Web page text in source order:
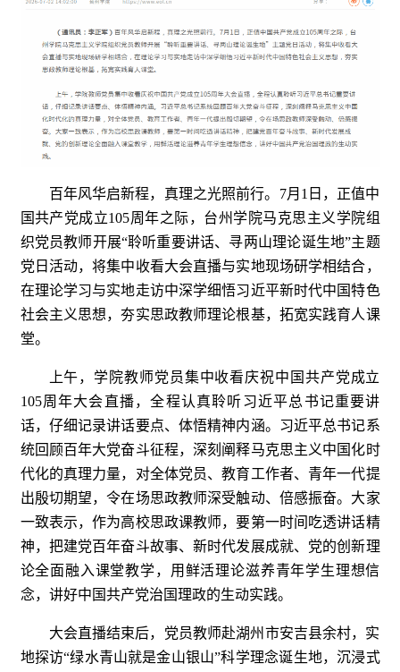
百年风华启新程，真理之光照前行。7月1日，正值中
国共产党成立105周年之际，台州学院马克思主义学院组
织党员教师开展“聆听重要讲话、寻两山理论诞生地”主题
党日活动，将集中收看大会直播与实地现场研学相结合，
在理论学习与实地走访中深学细悟习近平新时代中国特色
社会主义思想，夯实思政教师理论根基，拓宽实践育人课
堂。
上午，学院教师党员集中收看庆祝中国共产党成立
105周年大会直播，全程认真聆听习近平总书记重要讲
话，仔细记录讲话要点、体悟精神内涵。习近平总书记系
统回顾百年大党奋斗征程，深刻阐释马克思主义中国化时
代化的真理力量，对全体党员、教育工作者、青年一代提
出殷切期望，令在场思政教师深受触动、倍感振奋。大家
一致表示，作为高校思政课教师，要第一时间吃透讲话精
神，把建党百年奋斗故事、新时代发展成就、党的创新理
论全面融入课堂教学，用鲜活理论滋养青年学生理想信
念，讲好中国共产党治国理政的生动实践。
大会直播结束后，党员教师赴湖州市安吉县余村，实
地探访“绿水青山就是金山银山”科学理念诞生地，沉浸式